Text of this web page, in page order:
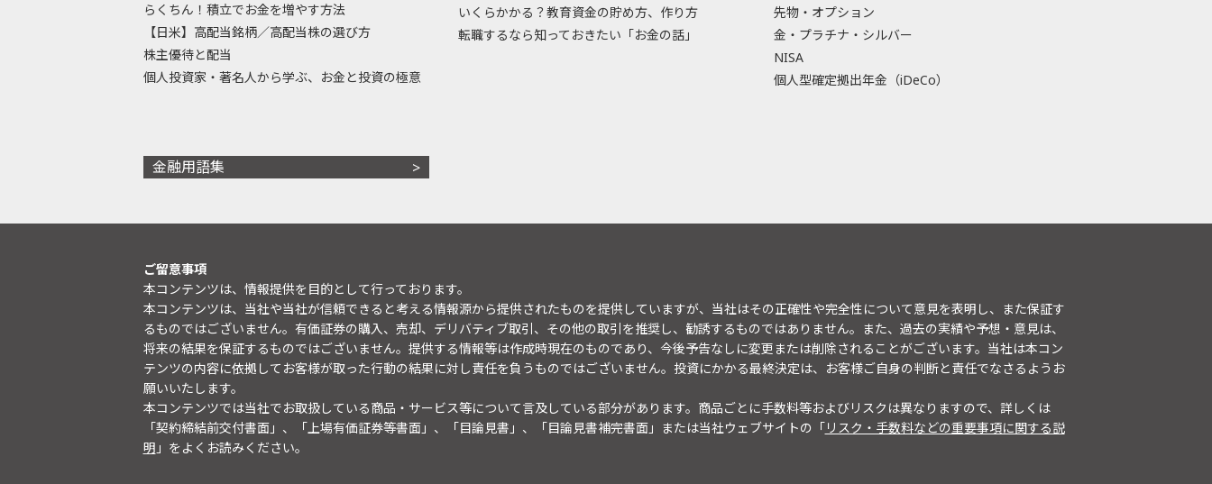
らくちん！積立でお金を増やす方法
【日米】高配当銘柄／高配当株の選び方
株主優待と配当
個人投資家・著名人から学ぶ、お金と投資の極意
いくらかかる？教育資金の貯め方、作り方
転職するなら知っておきたい「お金の話」
先物・オプション
金・プラチナ・シルバー
NISA
個人型確定拠出年金（iDeCo）
金融用語集
ご留意事項
本コンテンツは、情報提供を目的として行っております。
本コンテンツは、当社や当社が信頼できると考える情報源から提供されたものを提供していますが、当社はその正確性や完全性について意見を表明し、また保証す
るものではございません。有価証券の購入、売却、デリバティブ取引、その他の取引を推奨し、勧誘するものではありません。また、過去の実績や予想・意見は、
将来の結果を保証するものではございません。提供する情報等は作成時現在のものであり、今後予告なしに変更または削除されることがございます。当社は本コン
テンツの内容に依拠してお客様が取った行動の結果に対し責任を負うものではございません。投資にかかる最終決定は、お客様ご自身の判断と責任でなさるようお
願いいたします。
本コンテンツでは当社でお取扱している商品・サービス等について言及している部分があります。商品ごとに手数料等およびリスクは異なりますので、詳しくは
「契約締結前交付書面」、「上場有価証券等書面」、「目論見書」、「目論見書補完書面」または当社ウェブサイトの「リスク・手数料などの重要事項に関する説
明 」をよくお読みください。